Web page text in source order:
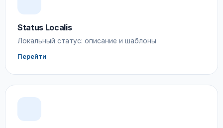
Status Localis
Локальный статус: описание и шаблоны
Перейти